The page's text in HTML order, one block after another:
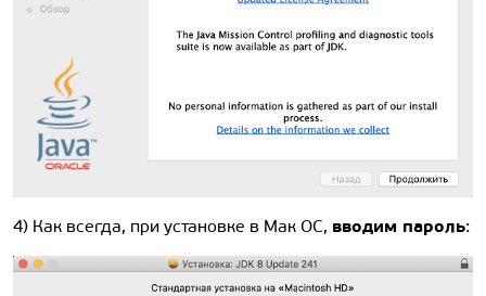
4) Как всегда, при установке в Мак ОС, вводим пароль: